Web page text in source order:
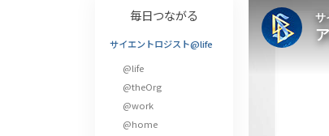
教会の内部
サイエントロ
毎日つながる
サイエントロジスト@life
@life
@theOrg
@work
@home